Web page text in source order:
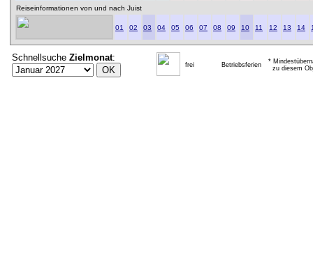
Reiseinformationen von und nach Juist
01 02 03 04 05 06 07 08 09 10 11 12 13 14
Schnellsuche Zielmonat:
frei Betriebsferien
*
zu diesem